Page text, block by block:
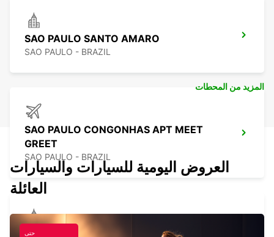
SAO PAULO SANTO AMARO
SAO PAULO - BRAZIL
SAO PAULO CONGONHAS APT MEET
GREET
SAO PAULO - BRAZIL
المزيد من المحطات
العروض اليومية للسيارات والسيارات
العائلة
حتى